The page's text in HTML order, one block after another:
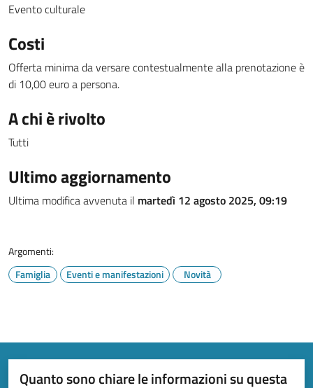
Evento culturale
Costi
Offerta minima da versare contestualmente alla prenotazione è
di 10,00 euro a persona.
A chi è rivolto
Tutti
Ultimo aggiornamento
Ultima modifica avvenuta il martedì 12 agosto 2025, 09:19
Argomenti:
Famiglia
Eventi e manifestazioni Novità
Quanto sono chiare le informazioni su questa